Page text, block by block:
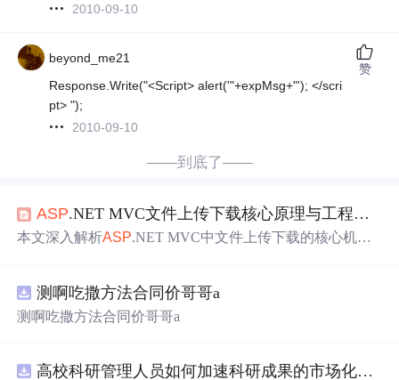
2010-09-10
beyond_me21
Response.Write("<Script> alert('"+expMsg+"'); </scri
pt> ");
2010-09-10
赞
——到底了——
ASP.NET MVC文件上传下载核心原理与工程实践
本文深入解析ASP.NET MVC中文件上传下载的核心机
ContentResult/FileStreamResult）的底层差异与选型依据。
重点阐述单/多文件上传实现、数据库二进制存储优化、安
测啊吃撒方法合同价哥哥a
测啊吃撒方法合同价哥哥a
高校科研管理人员如何加速科研成果的市场化转化？.docx